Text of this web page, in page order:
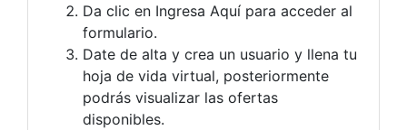
Da clic en Ingresa Aquí para acceder al
formulario.
Date de alta y crea un usuario y llena tu
hoja de vida virtual, posteriormente
podrás visualizar las ofertas
disponibles.